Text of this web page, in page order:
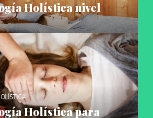
Holística nivel
Holística para